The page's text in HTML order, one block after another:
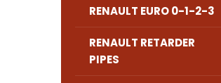
RENAULT EURO 0-1-2-3
RENAULT RETARDER
PIPES